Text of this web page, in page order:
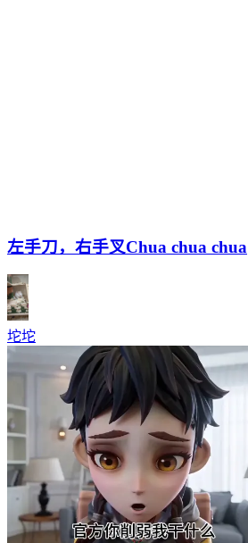
左手刀，右手叉Chua chua chua
坨坨